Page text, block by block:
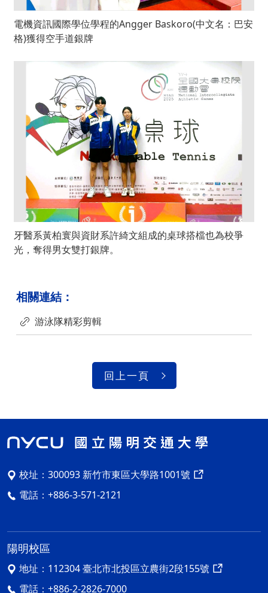
電機資訊國際學位學程的Angger Baskoro(中文名：巴安
格)獲得空手道銀牌
牙醫系黃柏寰與資財系許綺文組成的桌球搭檔也為校爭
光，奪得男女雙打銀牌。
相關連結：
游泳隊精彩剪輯
回上一頁
校址： 300093 新竹市東區大學路1001號
電話： +886-3-571-2121
陽明校區
地址： 112304 臺北市北投區立農街2段155號
電話： +886-2-2826-7000